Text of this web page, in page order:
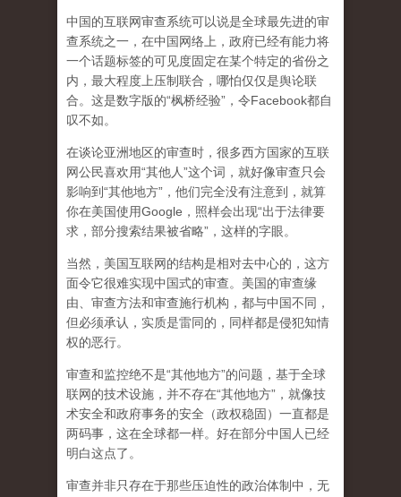
中国的互联网审查系统可以说是全球最先进的审
查系统之一，在中国网络上，政府已经有能力将
一个话题标签的可见度固定在某个特定的省份之
内，最大程度上压制联合 ，哪怕仅仅是舆论联
合。这是数字版的“枫桥经验”，令Facebook都自
叹不如。
在谈论亚洲地区的审查时，很多西方国家的互联
网公民喜欢用“其他人”这个词，就好像审查只会
影响到“其他地方”，他们完全没有注意到， 就算
你在美国使用Google，照样会出现“出于法律要
求，部分搜索结果被省略”，这样的字眼。
当然，美国互联网的结构是相对去中心的，这方
面令它很难实现中国式的审查。美国的审查缘
由、审查方法和审查施行机构，都与中国不同，
但必须承认， 实质是雷同的，同样都是侵犯知情
权的恶行。
审查和监控绝不是“其他地方”的问题，基于全球
联网的技术设施，并不存在“其他地方”，就像技
术安全和政府事务的安全（政权稳固）一直都是
两码事，这在全球都一样。好在部分中国人已经
明白这点了。
审查并非只存在于那些压迫性的政治体制中，无